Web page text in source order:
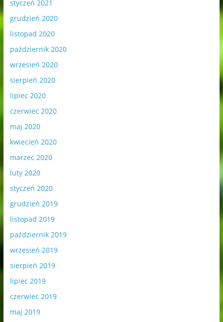
styczeń 2021
grudzień 2020
listopad 2020
październik 2020
wrzesień 2020
sierpień 2020
lipiec 2020
czerwiec 2020
maj 2020
kwiecień 2020
marzec 2020
luty 2020
styczeń 2020
grudzień 2019
listopad 2019
październik 2019
wrzesień 2019
sierpień 2019
lipiec 2019
czerwiec 2019
maj 2019